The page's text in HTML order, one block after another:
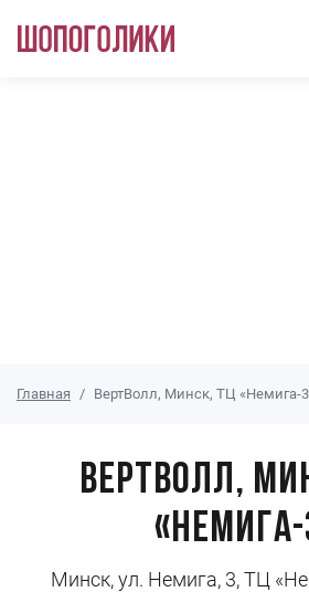
Главная ВертВолл, Минск, ТЦ «Немига-
ВертВолл,
Минск, ул. Немига, 3, ТЦ